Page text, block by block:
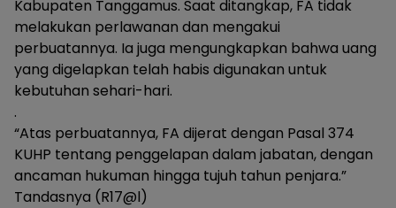
Kabupaten Tanggamus. Saat ditangkap, FA tidak
melakukan perlawanan dan mengakui
perbuatannya. Ia juga mengungkapkan bahwa uang
yang digelapkan telah habis digunakan untuk
kebutuhan sehari-hari.
.
“Atas perbuatannya, FA dijerat dengan Pasal 374
KUHP tentang penggelapan dalam jabatan, dengan
ancaman hukuman hingga tujuh tahun penjara.”
Tandasnya (R17@l)